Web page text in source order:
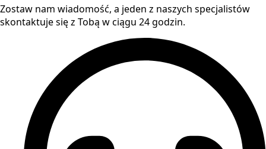
Zostaw nam wiadomość, a jeden z naszych specjalistów
skontaktuje się z Tobą w ciągu 24 godzin.